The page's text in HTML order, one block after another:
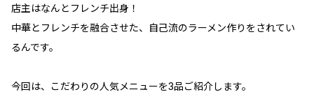
店主はなんとフレンチ出身！
中華とフレンチを融合させた、自己流のラーメン作りをされてい
るんです。
今回は、こだわりの人気メニューを3品ご紹介します。